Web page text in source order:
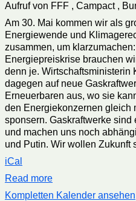
Aufruf von FFF , Campact ,
Am 30. Mai kommen wir als
Energiewende und
zusammen, um
Energiepreiskrise brauchen
denn je. Wirtschaftsministerin
dagegen auf neue
Erneuerbaren aus, wo sie
den Energiekonzernen gleich
sponsern. Gaskraftwerke
und machen uns noch
und Putin. Wir wollen Zukunft
iCal
Read more
Kompletten Kalender ansehen